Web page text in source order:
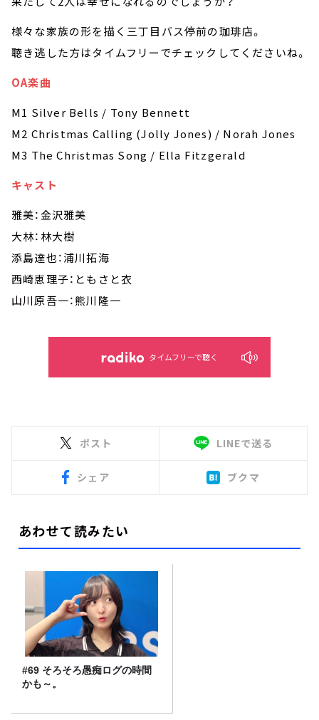
様々な家族の形を描く三丁目バス停前の珈琲店。
聴き逃した方はタイムフリーでチェックしてくださいね。
OA楽曲
M1 Silver Bells / Tony Bennett
M2 Christmas Calling (Jolly Jones) / Norah Jones
M3 The Christmas Song / Ella Fitzgerald
キャスト
雅美：金沢雅美
大林：林大樹
添島達也：浦川拓海
西崎恵理子：ともさと衣
山川原吾一：熊川隆一
タイムフリーで聴く
ポスト LINEで送る
シェア ブクマ
あわせて読みたい
#69 そろそろ愚痴ログの時間
かも～。